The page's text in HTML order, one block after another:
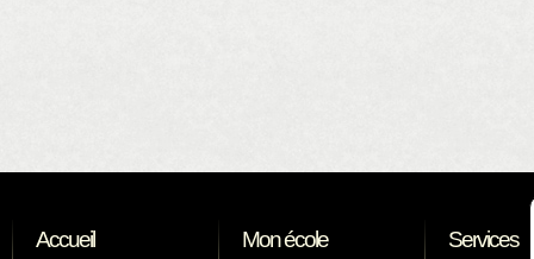
Accueil Mon école Services